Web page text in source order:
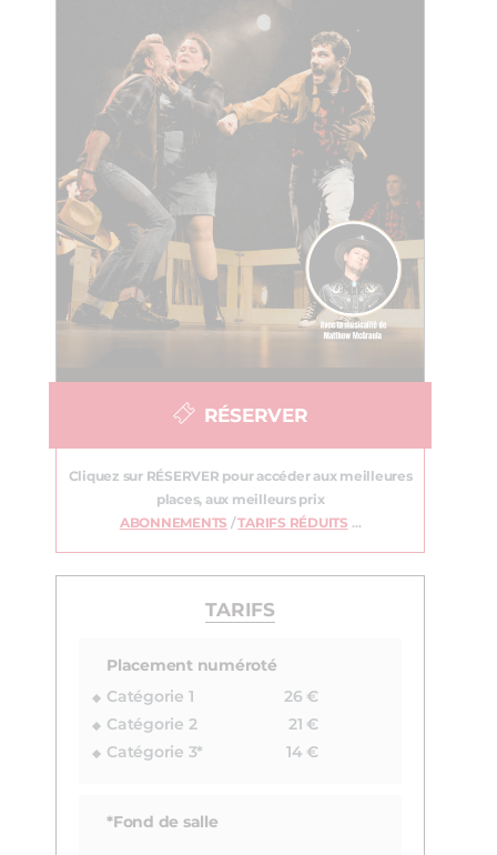
RÉSERVER
Cliquez sur RÉSERVER pour accéder aux meilleures
places, aux meilleurs prix
ABONNEMENTS /TARIFS RÉDUITS …
TARIFS
Placement numéroté
Catégorie 1
26 €
Catégorie 2
21 €
Catégorie 3*
14 €
*Fond de salle